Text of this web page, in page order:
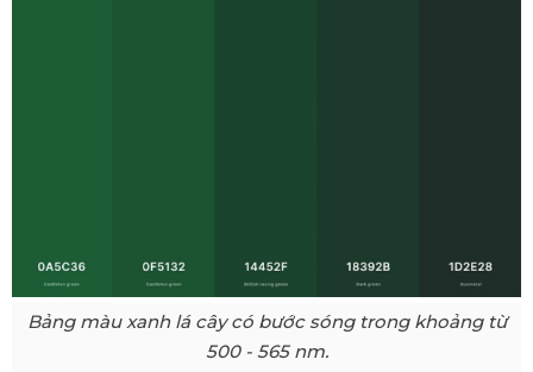
Bảng màu xanh lá cây có bước sóng trong khoảng từ
500 - 565 nm.